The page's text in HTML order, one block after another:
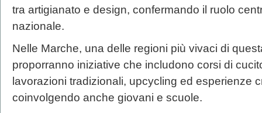
tra artigianato e design, confermando il ruolo
nazionale.
Nelle Marche, una delle regioni più vivaci di
proporranno iniziative che includono corsi di
lavorazioni tradizionali, upcycling ed esperienze
coinvolgendo anche giovani e scuole.